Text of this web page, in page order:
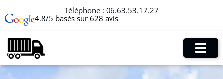
Téléphone : 06.63.53.17.27
4.8/5 basés sur 628 avis